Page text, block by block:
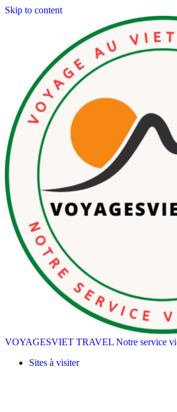
Skip to content
VOYAGESVIET TRAVEL Notre service
Sites à visiter